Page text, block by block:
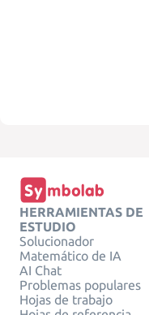
HERRAMIENTAS DE
ESTUDIO
Solucionador
Matemático de IA
AI Chat
Problemas populares
Hojas de trabajo